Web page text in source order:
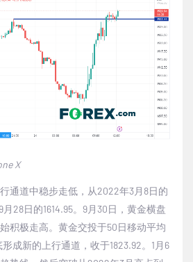
X
通道中稳步走低，从2022年3月 8日的
9月 28日的1614.95。 9月30日，黄金横盘
积极走高。黄金交投于50日移动平均
形成新的上行通道，收于1823.92。 1 月 6